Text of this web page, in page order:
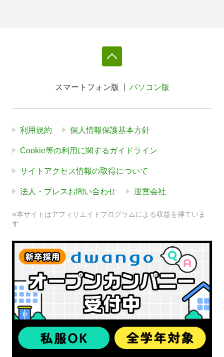
スマートフォン版 パソコン版
利用規約 個人情報保護基本方針
Cookie等の利用に関するガイドライン
サイトアクセス情報の取得について
法人・プレスお問い合わせ 運営会社
※本サイトはアフィリエイトプログラムによる収益を得ていま
す